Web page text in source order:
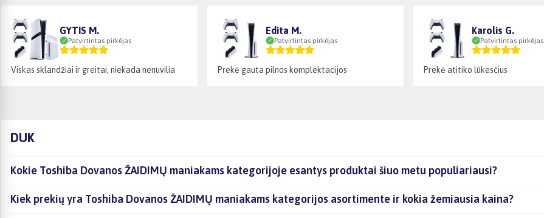
GYTIS M.
Patvirtintas pirkėjas
Viskas sklandžiai ir greitai, niekada nenuvilia
Edita M.
Patvirtintas pirkėjas
Prekė gauta pilnos komplektacijos
Karolis G.
Patvirtintas pirkėjas
Prekė atitiko lūkesčius
DUK
Kokie Toshiba Dovanos ŽAIDIMŲ maniakams kategorijoje esantys produktai šiuo metu populiariausi?
Kiek prekių yra Toshiba Dovanos ŽAIDIMŲ maniakams kategorijos asortimente ir kokia žemiausia kaina?